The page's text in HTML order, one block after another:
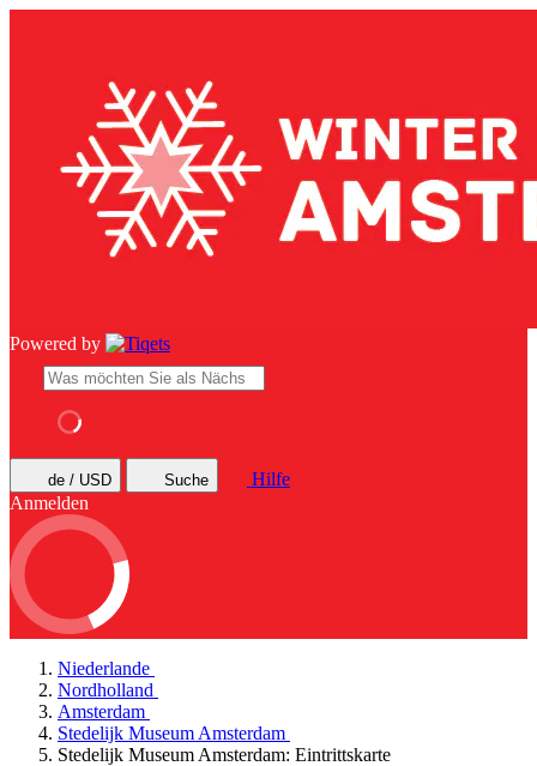
Powered by
de / USD Suche
Hilfe
Anmelden
Niederlande
Nordholland
Amsterdam
Stedelijk Museum Amsterdam
Stedelijk Museum Amsterdam: Eintrittskarte